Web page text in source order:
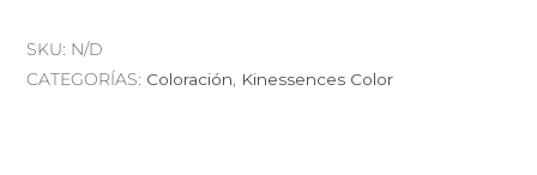
Developer
cantidad
SKU: N/D
CATEGORÍAS: Coloración Kinessences Color